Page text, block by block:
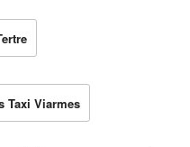
Taxi Viarmes